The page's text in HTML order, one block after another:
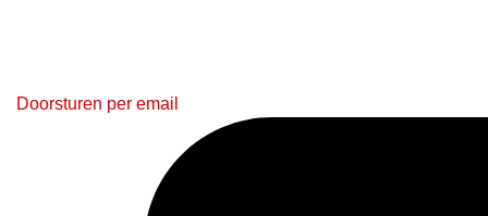
Doorsturen per email